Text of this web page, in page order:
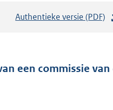
Authentieke versie (PDF)
a
een commissie